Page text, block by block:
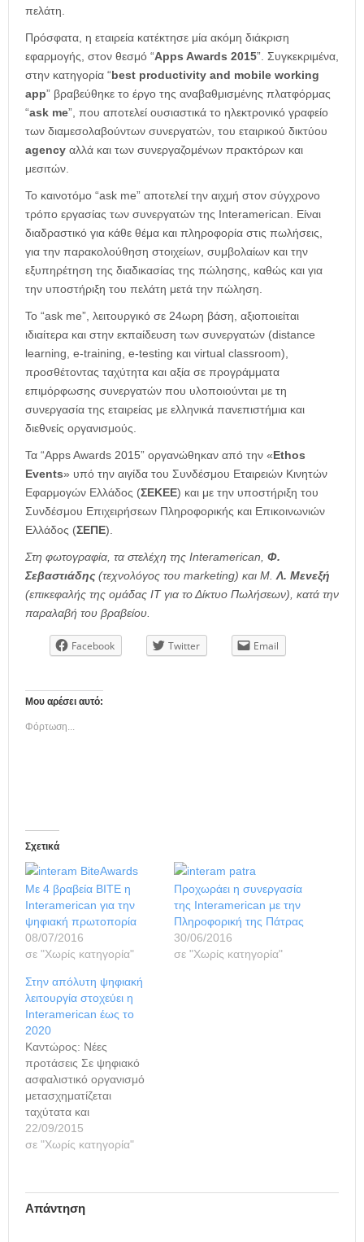
πελάτη.
Πρόσφατα, η εταιρεία κατέκτησε μία ακόμη διάκριση
εφαρμογής, στον θεσμό “Apps Awards 2015”. Συγκεκριμένα,
στην κατηγορία “best productivity and mobile working
app” βραβεύθηκε το έργο της αναβαθμισμένης πλατφόρμας
“ask me”, που αποτελεί ουσιαστικά το ηλεκτρονικό γραφείο
των διαμεσολαβούντων συνεργατών, του εταιρικού δικτύου
agency αλλά και των συνεργαζομένων πρακτόρων και
μεσιτών.
Το καινοτόμο “ask me” αποτελεί την αιχμή στον σύγχρονο
τρόπο εργασίας των συνεργατών της Interamerican. Είναι
διαδραστικό για κάθε θέμα και πληροφορία στις πωλήσεις,
για την παρακολούθηση στοιχείων, συμβολαίων και την
εξυπηρέτηση της διαδικασίας της πώλησης, καθώς και για
την υποστήριξη του πελάτη μετά την πώληση.
Το “ask me”, λειτουργικό σε 24ωρη βάση, αξιοποιείται
ιδιαίτερα και στην εκπαίδευση των συνεργατών (distance
learning, e-training, e-testing και virtual classroom),
προσθέτοντας ταχύτητα και αξία σε προγράμματα
επιμόρφωσης συνεργατών που υλοποιούνται με τη
συνεργασία της εταιρείας με ελληνικά πανεπιστήμια και
διεθνείς οργανισμούς.
Τα “Apps Awards 2015” οργανώθηκαν από την «Ethos
Events» υπό την αιγίδα του Συνδέσμου Εταιρειών Κινητών
Εφαρμογών Ελλάδος (ΣΕΚΕΕ) και με την υποστήριξη του
Συνδέσμου Επιχειρήσεων Πληροφορικής και Επικοινωνιών
Ελλάδος (ΣΕΠΕ).
Στη φωτογραφία, τα στελέχη της Interamerican, Φ.
Σεβαστιάδης (τεχνολόγος του marketing) και Μ.Λ. Μενεξή
(επικεφαλής της ομάδας ΙΤ για το Δίκτυο Πωλήσεων), κατά την
παραλαβή του βραβείου.
Facebook Twitter Email
Μου αρέσει αυτό:
Φόρτωση...
Σχετικά
Με 4 βραβεία ΒΙΤΕ η
Interamerican για την
ψηφιακή πρωτοπορία
08/07/2016
σε "Χωρίς κατηγορία"
Προχωράει η συνεργασία
της Interamerican με την
Πληροφορική της Πάτρας
30/06/2016
σε "Χωρίς κατηγορία"
Στην απόλυτη ψηφιακή
λειτουργία στοχεύει η
Interamerican έως το
2020
Καντώρος: Νέες
προτάσεις Σε ψηφιακό
ασφαλιστικό οργανισμό
μετασχηματίζεται
ταχύτατα και
εντυπωσιακά, κατά την
τελευταία
καινοτομία και την
αντίληψη ότι ο έλεγχος
22/09/2015
σε "Χωρίς κατηγορία"
Απάντηση